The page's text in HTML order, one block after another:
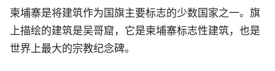
柬埔寨是将建筑作为国旗主要标志的少数国家之一。旗
上描绘的建筑是吴哥窟，它是柬埔寨标志性建筑，也是
世界上最大的宗教纪念碑。